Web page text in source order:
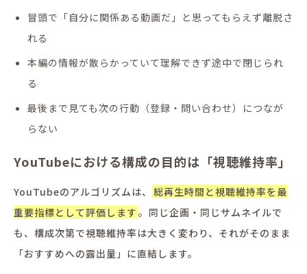
冒頭で「自分に関係ある動画だ」と思ってもらえず離脱さ
れる
本編の情報が散らかっていて理解できず途中で閉じられ
る
最後まで見ても次の行動（登録・問い合わせ）につなが
らない
YouTubeにおける構成の目的は「視聴維持率」
YouTubeのアルゴリズムは、 総再生時間と視聴維持率を最
重要指標として評価します 。同じ企画・同じサムネイルで
も、構成次第で視聴維持率は大きく変わり、それがそのまま
「おすすめへの露出量」に直結します。